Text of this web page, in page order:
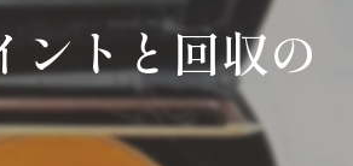
ントと回収の